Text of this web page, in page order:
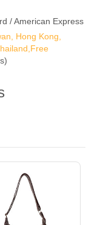
/ American Express
Hong Kong,